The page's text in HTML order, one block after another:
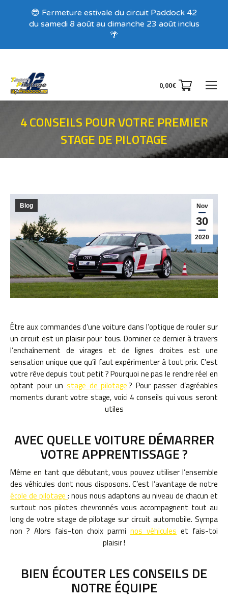
0,00€
4 CONSEILS POUR VOTRE PREMIER
STAGE DE PILOTAGE
Vous êtes ici :
Nov
30
2020
Blog
Être aux commandes d’une voiture dans l’optique de rouler sur
un circuit est un plaisir pour tous. Dominer ce dernier à travers
l’enchaînement de virages et de lignes droites est une
sensation unique que qu’il faut expérimenter à tout prix. C’est
votre rêve depuis tout petit ? Pourquoi ne pas le rendre réel en
optant pour un stage de pilotage? Pour passer d’agréables
moments durant votre stage, voici 4 conseils qui vous seront
utiles
AVEC QUELLE VOITURE DÉMARRER
VOTRE APPRENTISSAGE ?
Même en tant que débutant, vous pouvez utiliser l’ensemble
des véhicules dont nous disposons. C’est l’avantage de notre
école de pilotage : nous nous adaptons au niveau de chacun et
surtout nos pilotes chevronnés vous accompagnent tout au
long de votre stage de pilotage sur circuit automobile. Sympa
non ? Alors fais-ton choix parmi nos véhicules et fais-toi
plaisir !
BIEN ÉCOUTER LES CONSEILS DE
NOTRE ÉQUIPE
Recevez nos offres exclusives !
😎 Fermeture estivale du circuit Paddock 42
du samedi 8 août au dimanche 23 août inclus
🌴